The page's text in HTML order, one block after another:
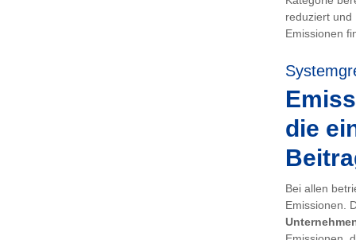
reduziert und
Emissionen
die
Bei allen
Emissionen.